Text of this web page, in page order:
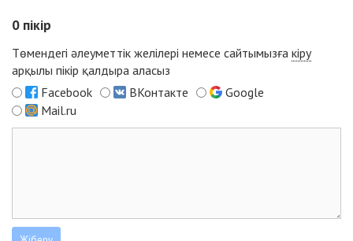
0 пікір
Төмендегі әлеуметтік желілері немесе сайтымызға кіру
арқылы пікір қалдыра аласыз
Facebook
ВКонтакте
Google
Mail.ru